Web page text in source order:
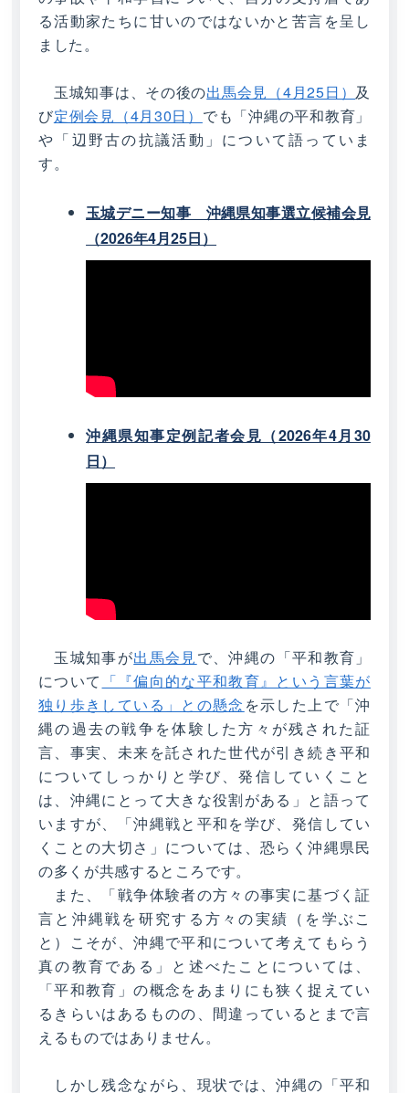
る活動家たちに甘いのではないかと苦言を呈し
ました。
玉城知事は、その後の出馬会見（4月25日） 及
び定例会見（4月30日） でも「沖縄の平和教育」
や「辺野古の抗議活動」について語っていま
す。
玉城デニー知事 沖縄県知事選立候補会見
（2026年4月25日）
沖縄県知事定例記者会見（2026年4月30
日）
玉城知事が出馬会見で、沖縄の「平和教育」
について 「『偏向的な平和教育』という言葉が
独り歩きしている」との懸念 を示した上で「沖
縄の過去の戦争を体験した方々が残された証
言、事実、未来を託された世代が引き続き平和
についてしっかりと学び、発信していくこと
は、沖縄にとって大きな役割がある」と語って
いますが、「沖縄戦と平和を学び、発信してい
くことの大切さ」については、恐らく沖縄県民
の多くが共感するところです。
また、「戦争体験者の方々の事実に基づく証
言と沖縄戦を研究する方々の実績（を学ぶこ
と）こそが、沖縄で平和について考えてもらう
真の教育である」と述べたことについては、
「平和教育」の概念をあまりにも狭く捉えてい
るきらいはあるものの、間違っているとまで言
えるものではありません。
しかし残念ながら、現状では、沖縄の「平和